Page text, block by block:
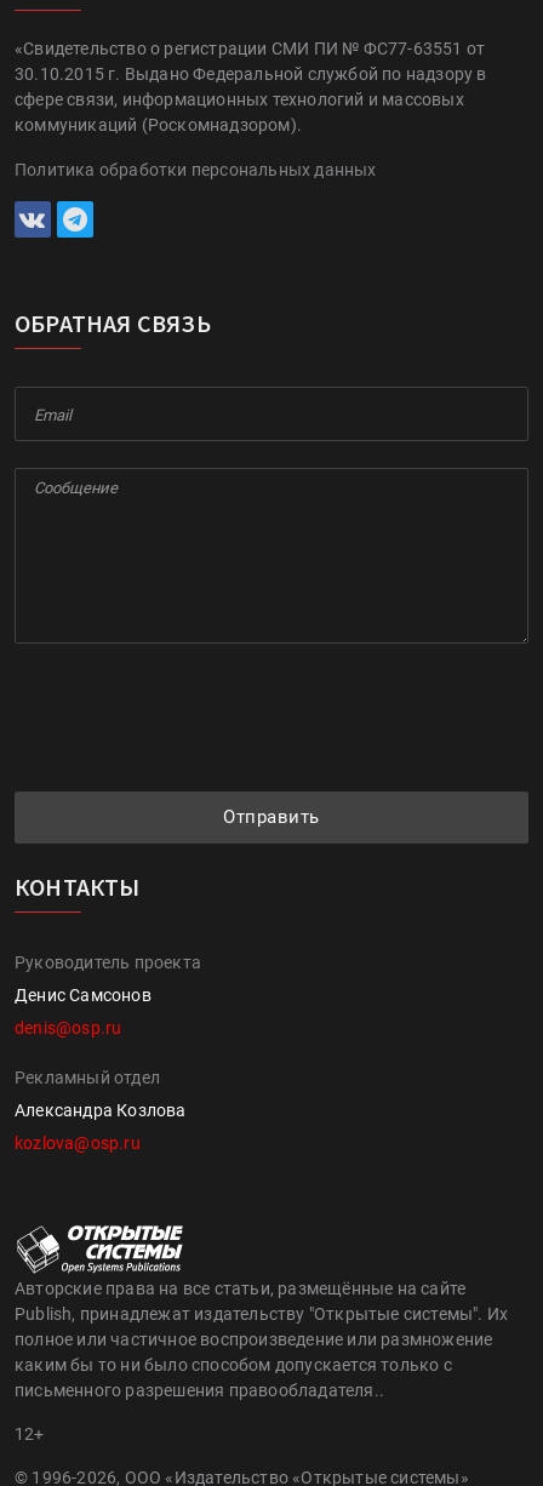
«Свидетельство о регистрации СМИ ПИ № ФС77-63551 от
30.10.2015 г. Выдано Федеральной службой по надзору в
сфере связи, информационных технологий и массовых
коммуникаций (Роскомнадзором).
Политика обработки персональных данных
ОБРАТНАЯ СВЯЗЬ
Отправить
КОНТАКТЫ
Руководитель проекта
Денис Самсонов
denis@osp.ru
Рекламный отдел
Александра Козлова
kozlova@osp.ru
Авторские права на все статьи, размещённые на сайте
Publish, принадлежат издательству "Открытые системы". Их
полное или частичное воспроизведение или размножение
каким бы то ни было способом допускается только с
письменного разрешения правообладателя..
12+
© 1996-2026, ООО «Издательство «Открытые системы»